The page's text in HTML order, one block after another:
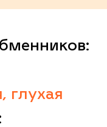
глухая